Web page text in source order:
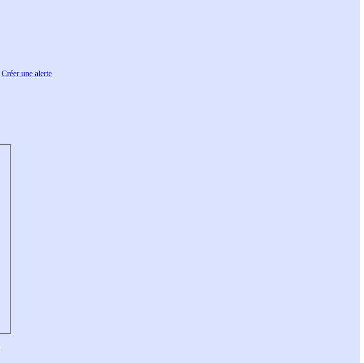
Créer une alerte